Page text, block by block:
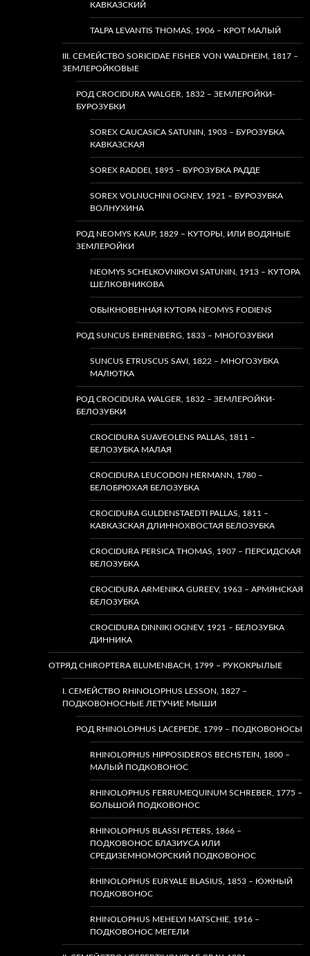
КАВКАЗСКИЙ
TALPA LEVANTIS THOMAS, 1906 – КРОТ МАЛЫЙ
III. СЕМЕЙСТВО SORICIDAE FISHER VON WALDHEIM, 1817 –
ЗЕМЛЕРОЙКОВЫЕ
РОД CROCIDURA WALGER, 1832 – ЗЕМЛЕРОЙКИ-
БУРОЗУБКИ
SOREX CAUCASICA SATUNIN, 1903 – БУРОЗУБКА
КАВКАЗСКАЯ
SOREX RADDEI, 1895 – БУРОЗУБКА РАДДЕ
SOREX VOLNUCHINI OGNEV, 1921 – БУРОЗУБКА
ВОЛНУХИНА
РОД NEOMYS KAUP, 1829 – КУТОРЫ, ИЛИ ВОДЯНЫЕ
ЗЕМЛЕРОЙКИ
NEOMYS SCHELKOVNIKOVI SATUNIN, 1913 – КУТОРА
ШЕЛКОВНИКОВА
ОБЫКНОВЕННАЯ КУТОРА NEOMYS FODIENS
РОД SUNCUS EHRENBERG, 1833 – МНОГОЗУБКИ
SUNCUS ETRUSCUS SAVI, 1822 – МНОГОЗУБКА
МАЛЮТКА
РОД CROCIDURA WALGER, 1832 – ЗЕМЛЕРОЙКИ-
БЕЛОЗУБКИ
CROCIDURA SUAVEOLENS PALLAS, 1811 –
БЕЛОЗУБКА МАЛАЯ
CROCIDURA LEUCODON HERMANN, 1780 –
БЕЛОБРЮХАЯ БЕЛОЗУБКА
CROCIDURA GULDENSTAEDTI PALLAS, 1811 –
КАВКАЗСКАЯ ДЛИННОХВОСТАЯ БЕЛОЗУБКА
CROCIDURA PERSICA THOMAS, 1907 – ПЕРСИДСКАЯ
БЕЛОЗУБКА
CROCIDURA ARMENIKA GUREEV, 1963 – АРМЯНСКАЯ
БЕЛОЗУБКА
CROCIDURA DINNIKI OGNEV, 1921 – БЕЛОЗУБКА
ДИННИКА
ОТРЯД CHIROPTERA BLUMENBACH, 1799 – РУКОКРЫЛЫЕ
I. СЕМЕЙСТВО RHINOLOPHUS LESSON, 1827 –
ПОДКОВОНОСНЫЕ ЛЕТУЧИЕ МЫШИ
РОД RHINOLOPHUS LACEPEDE, 1799 – ПОДКОВОНОСЫ
RHINOLOPHUS HIPPOSIDEROS BECHSTEIN, 1800 –
МАЛЫЙ ПОДКОВОНОС
RHINOLOPHUS FERRUMEQUINUM SCHREBER, 1775 –
БОЛЬШОЙ ПОДКОВОНОС
RHINOLOPHUS BLASSI PETERS, 1866 –
ПОДКОВОНОС БЛАЗИУСА ИЛИ
СРЕДИЗЕМНОМОРСКИЙ ПОДКОВОНОС
RHINOLOPHUS EURYALE BLASIUS, 1853 – ЮЖНЫЙ
ПОДКОВОНОС
RHINOLOPHUS MEHELYI MATSCHIE, 1916 –
ПОДКОВОНОС МЕГЕЛИ